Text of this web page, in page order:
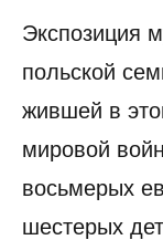
Экспозиция
польской
жившей в
мировой
восьмерых
шестерых